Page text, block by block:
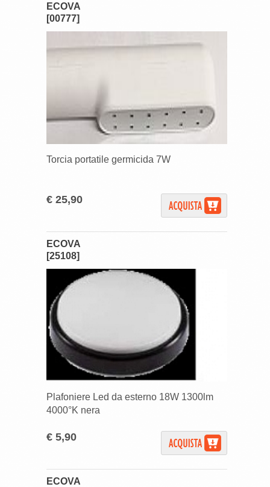
ECOVA
[00777]
Torcia portatile germicida 7W
€ 25,90
ECOVA
[25108]
Plafoniere Led da esterno 18W 1300lm
4000°K nera
€ 5,90
ECOVA